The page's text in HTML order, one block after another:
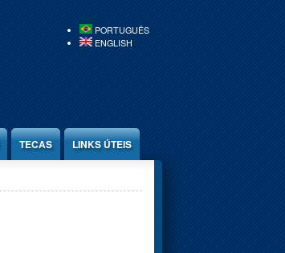
PORTUGUÊS
ENGLISH
TECAS LINKS ÚTEIS